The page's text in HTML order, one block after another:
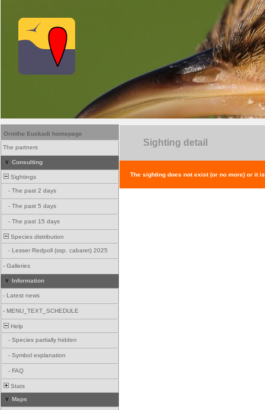
Ornitho Euskadi homepage
The partners
Consulting
Sightings
- The past 2 days
- The past 5 days
- The past 15 days
Species distribution
- Lesser Redpoll (ssp. cabaret) 2025
- Galleries
Information
- Latest news
- MENU_TEXT_SCHEDULE
Help
- Species partially hidden
- Symbol explanation
- FAQ
Stats
Maps
Sighting detail
The sighting does not exist (or no more) or it